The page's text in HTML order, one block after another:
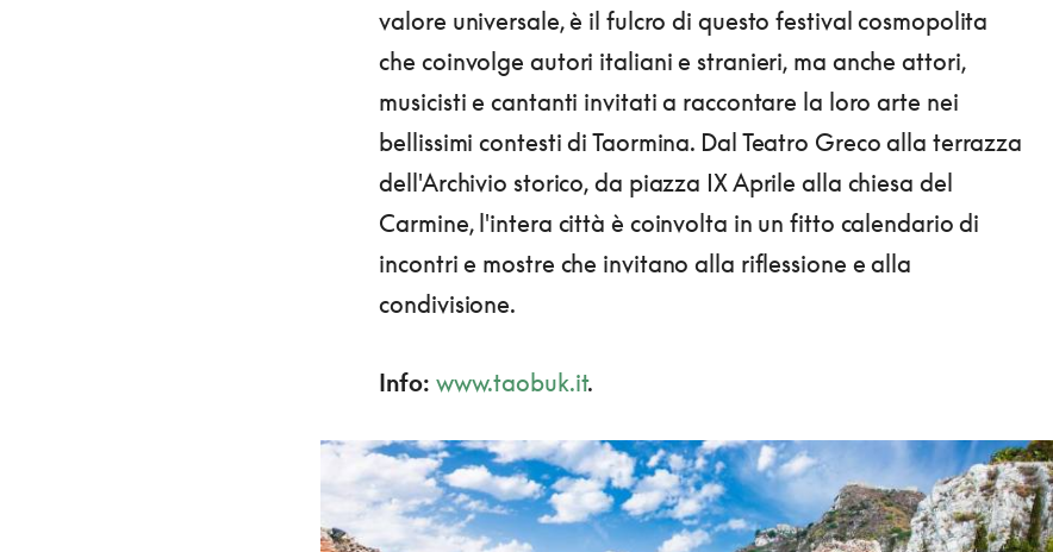
valore universale, è il fulcro di questo festival cosmopolita
che coinvolge autori italiani e stranieri, ma anche attori,
musicisti e cantanti invitati a raccontare la loro arte nei
bellissimi contesti di Taormina. Dal Teatro Greco alla terrazza
dell'Archivio storico, da piazza IX Aprile alla chiesa del
Carmine, l'intera città è coinvolta in un fitto calendario di
incontri e mostre che invitano alla riflessione e alla
condivisione.
Info: www.taobuk.it.